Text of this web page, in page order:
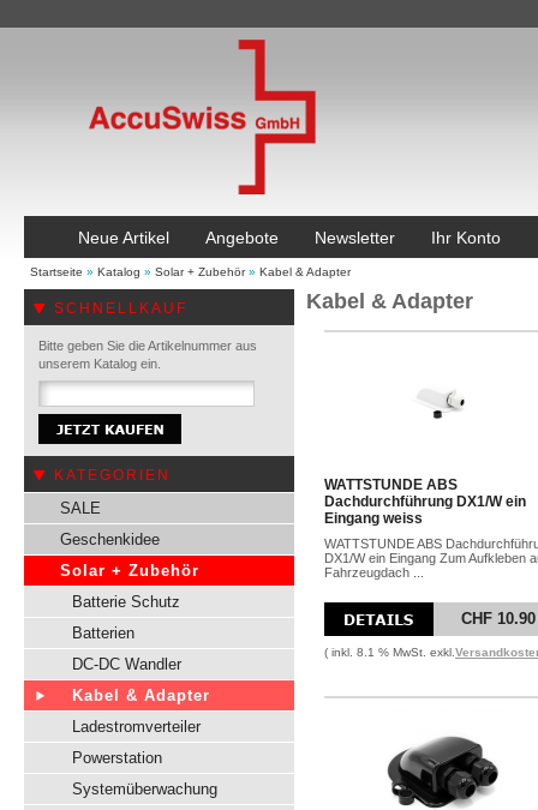
Neue Artikel Angebote Newsletter Ihr Konto
Startseite » Katalog » Solar + Zubehör» Kabel & Adapter
SCHNELLKAUF
Bitte geben Sie die Artikelnummer aus
unserem Katalog ein.
KATEGORIEN
SALE
Geschenkidee
Solar + Zubehör
Batterie Schutz
Batterien
DC-DC Wandler
Kabel & Adapter
Ladestromverteiler
Powerstation
Systemüberwachung
Kabel & Adapter
WATTSTUNDE ABS
Dachdurchführung DX1/W ein
Eingang weiss
WATTSTUNDE ABS
DX1/W ein Eingang Zum Aufkleben
Fahrzeugdach ...
CHF 10.90
( inkl. 8.1 % MwSt. exkl.